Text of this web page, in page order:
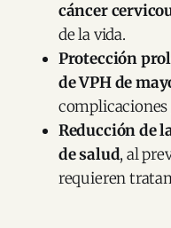
cáncer
de la vida.
Protección
de VPH de
complicaciones
Reducción de
de salud, al
requieren